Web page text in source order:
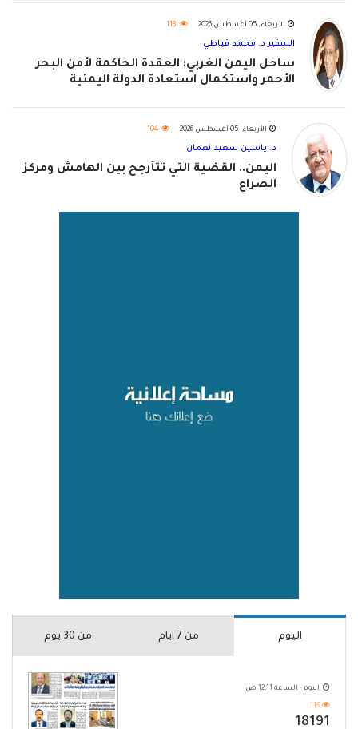
الأربعاء, 05 أغسطس 2026 118
السفير د. محمد قباطي
ساحل اليمن الغربي: العقدة الحاكمة لأمن البحر
الأحمر واستكمال استعادة الدولة اليمنية
الأربعاء, 05 أغسطس 2026 104
د. ياسين سعيد نعمان
اليمن.. القضية التي تتأرجح بين الهامش ومركز
الصراع
اليوم من 7 ايام من 30 يوم
اليوم - الساعة 12:11 ص
119
18191